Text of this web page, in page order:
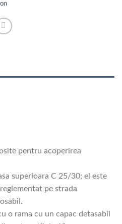
pentru acoperirea
superioara C 25/30; el este
pe strada
o rama cu un capac detasabil